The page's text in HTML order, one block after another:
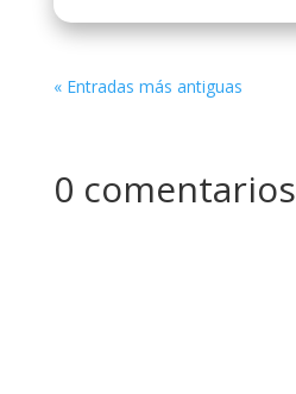
« Entradas más antiguas
0 comentarios